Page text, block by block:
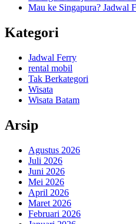
Mau ke Singapura? Jadwal
Kategori
Jadwal Ferry
rental mobil
Tak Berkategori
Wisata
Wisata Batam
Arsip
Agustus 2026
Juli 2026
Juni 2026
Mei 2026
April 2026
Maret 2026
Februari 2026